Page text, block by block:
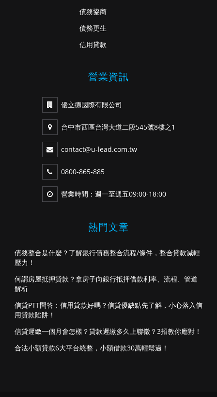
債務協商
債務更生
信用貸款
營業資訊
優立德國際有限公司
台中市西區台灣大道二段545號8樓之1
contact@u-lead.com.tw
0800-865-885
營業時間：週一至週五09:00-18:00
熱門文章
債務整合是什麼？了解銀行債務整合流程/條件，整合貸款減輕
壓力！
何謂房屋抵押貸款？拿房子向銀行抵押借款利率、流程、管道
解析
信貸PTT問答：信用貸款好嗎？信貸優缺點先了解，小心落入信
用貸款陷阱！
信貸遲繳一個月會怎樣？貸款遲繳多久上聯徵？3招教你應對！
合法小額貸款6大平台統整，小額借款30萬輕鬆過！